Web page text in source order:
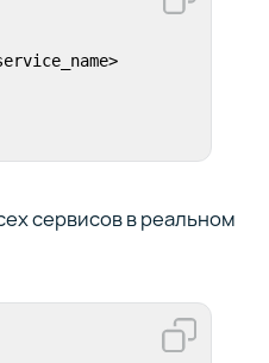
сервисов в реальном